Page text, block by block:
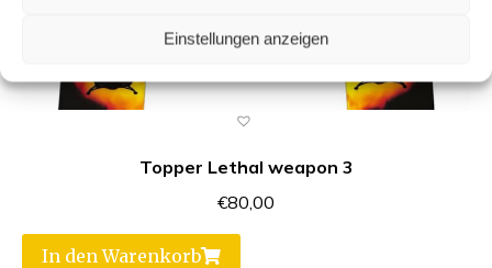
Einstellungen anzeigen
Topper Lethal weapon 3
€80,00
In den Warenkorb